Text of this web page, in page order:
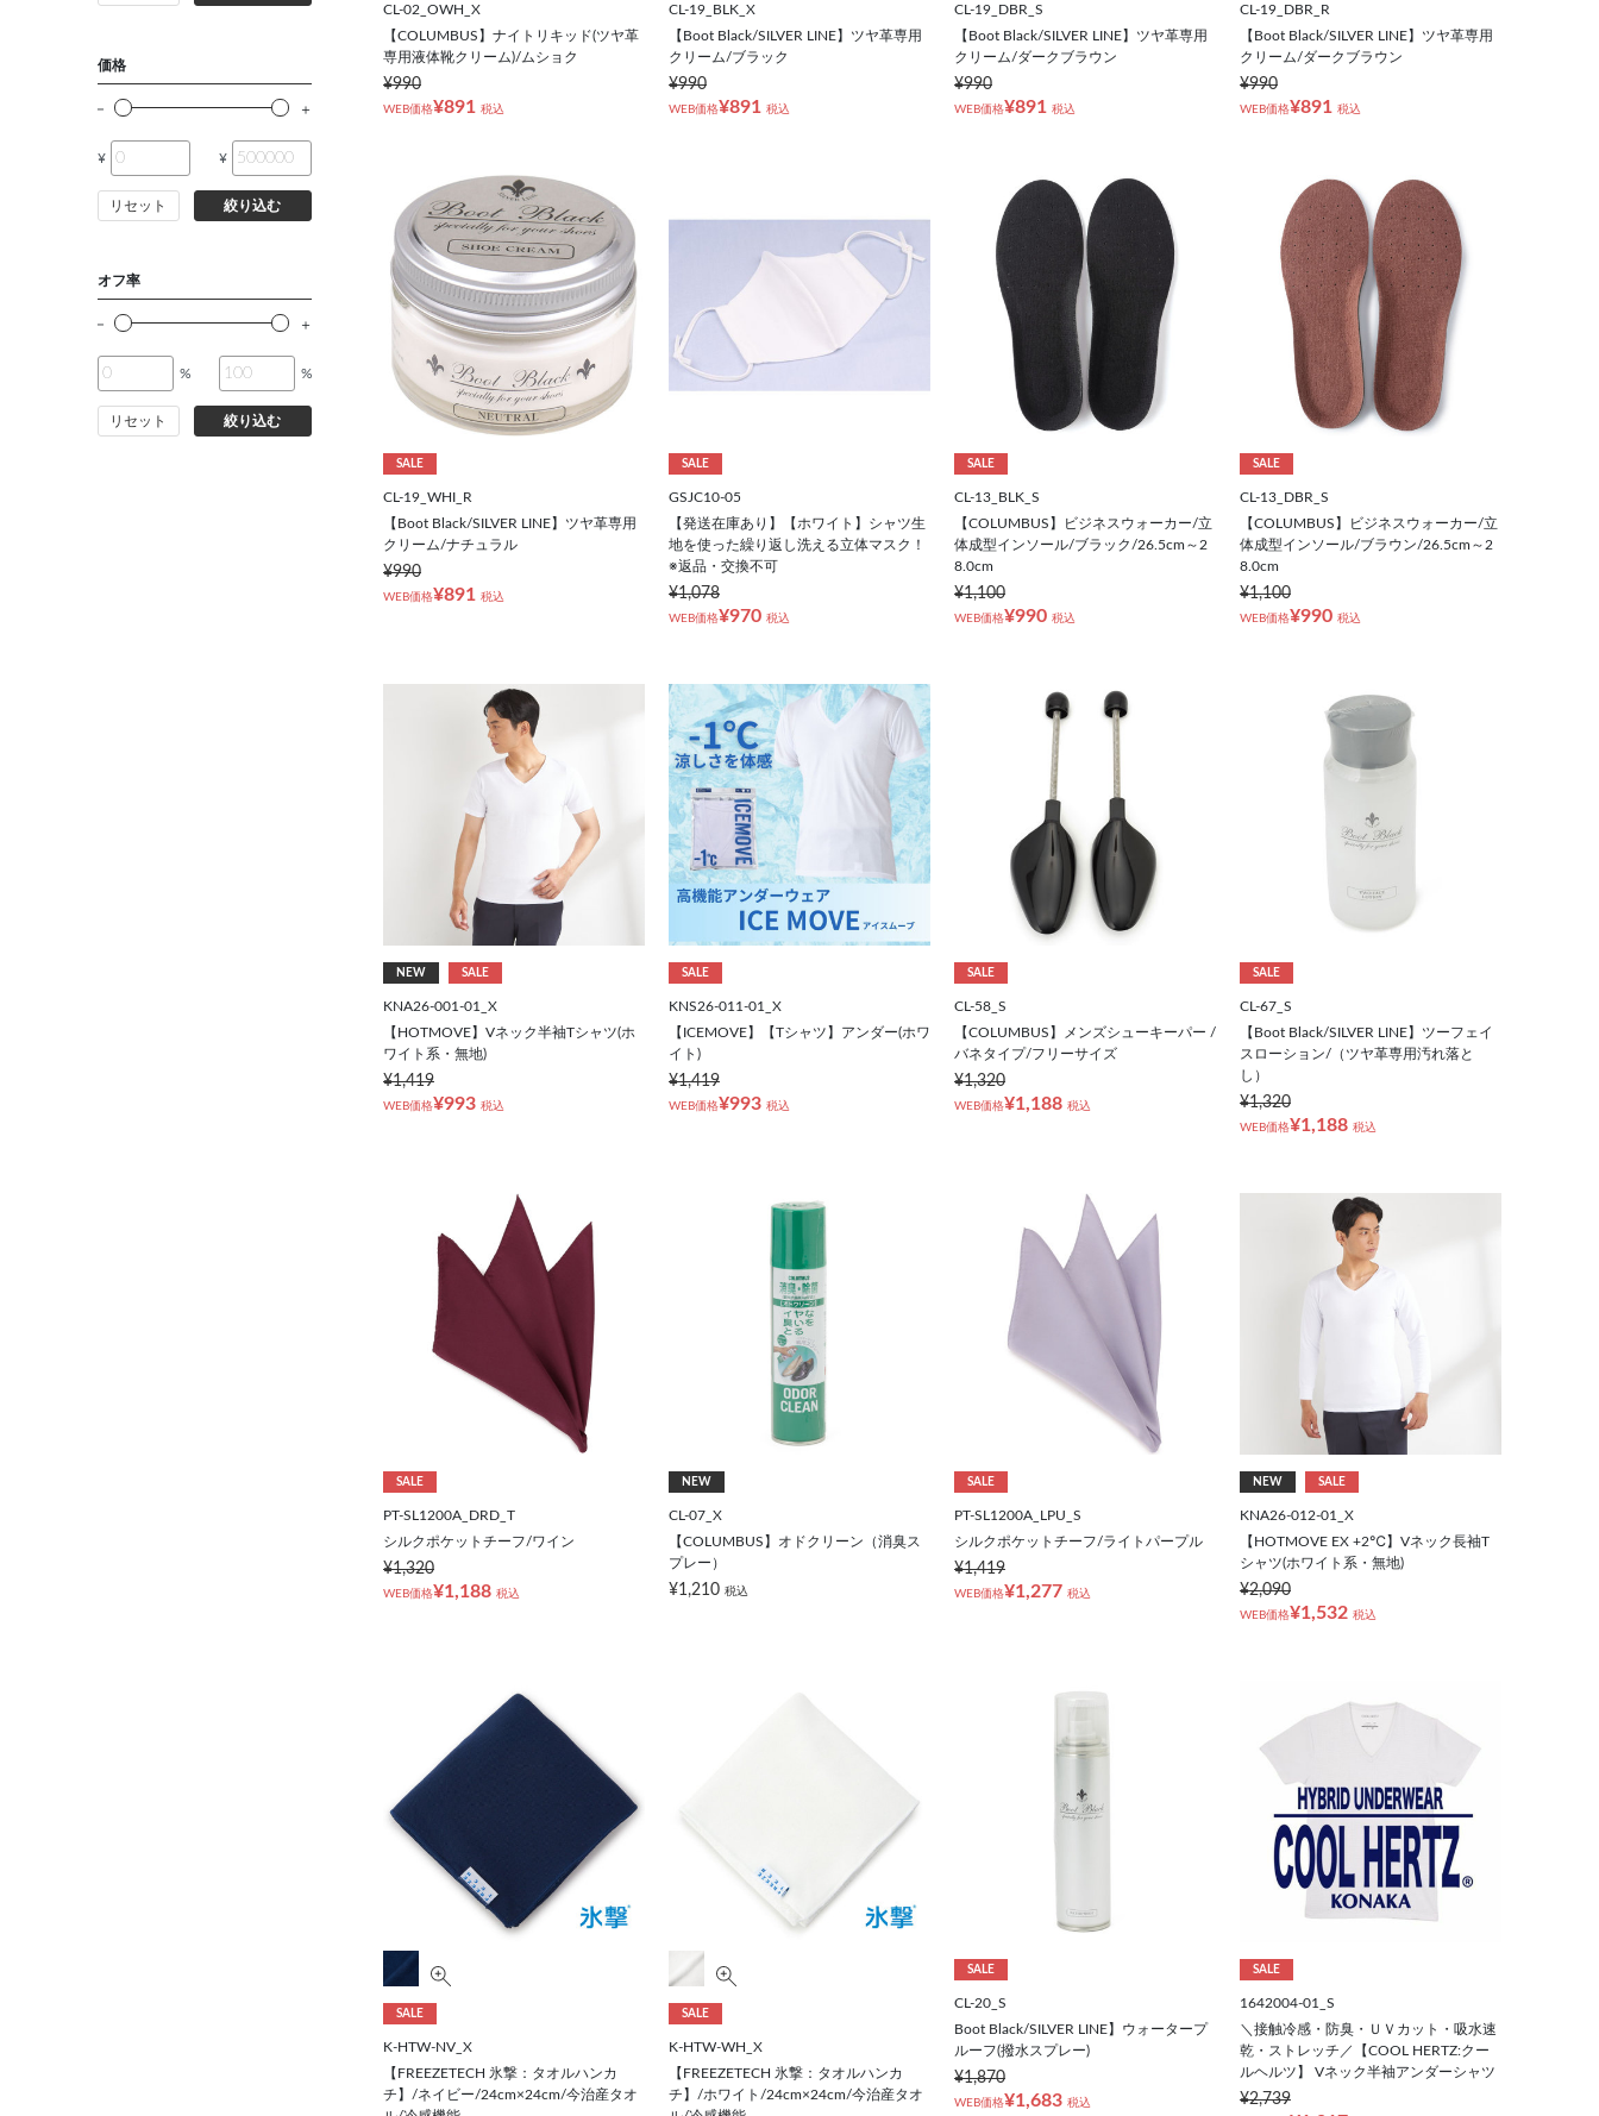
ト）
Y6(175㎝/78㎝)
A4(165㎝/78㎝)
価格
¥ ¥
リセット 絞り込む
オフ率
% %
リセット 絞り込む
CL-02_OWH_X
【COLUMBUS】ナイトリキッド(ツヤ革
専用液体靴クリーム)/ムショク
¥990
WEB価格¥891 税込
CL-19_BLK_X
【Boot Black/SILVER LINE】ツヤ革専用
クリーム/ブラック
¥990
WEB価格¥891 税込
CL-19_DBR_S
【Boot Black/SILVER LINE】ツヤ革専用
クリーム/ダークブラウン
¥990
WEB価格¥891 税込
CL-19_DBR_R
【Boot Black/SILVER LINE】ツヤ革専用
クリーム/ダークブラウン
¥990
WEB価格¥891 税込
SALE
CL-19_WHI_R
【Boot Black/SILVER LINE】ツヤ革専用
クリーム/ナチュラル
¥990
WEB価格¥891 税込
SALE
GSJC10-05
【発送在庫あり】【ホワイト】シャツ生
地を使った繰り返し洗える立体マスク！
※返品・交換不可
¥1,078
WEB価格¥970 税込
SALE
CL-13_BLK_S
【COLUMBUS】ビジネスウォーカー/立
体成型インソール/ブラック/26.5cm～2
8.0cm
¥1,100
WEB価格¥990 税込
SALE
CL-13_DBR_S
【COLUMBUS】ビジネスウォーカー/立
体成型インソール/ブラウン/26.5cm～2
8.0cm
¥1,100
WEB価格¥990 税込
NEW SALE
KNA26-001-01_X
【HOTMOVE】Vネック半袖Tシャツ(ホ
ワイト系・無地)
¥1,419
WEB価格¥993 税込
SALE
KNS26-011-01_X
【ICEMOVE】【Tシャツ】アンダー(ホワ
イト)
¥1,419
WEB価格¥993 税込
SALE
CL-58_S
【COLUMBUS】メンズシューキーパー /
バネタイプ/フリーサイズ
¥1,320
WEB価格¥1,188 税込
SALE
CL-67_S
【Boot Black/SILVER LINE】ツーフェイ
スローション/（ツヤ革専用汚れ落と
し）
¥1,320
WEB価格¥1,188 税込
SALE
PT-SL1200A_DRD_T
シルクポケットチーフ/ワイン
¥1,320
WEB価格¥1,188 税込
NEW
CL-07_X
【COLUMBUS】オドクリーン（消臭ス
プレー）
¥1,210 税込
SALE
PT-SL1200A_LPU_S
シルクポケットチーフ/ライトパープル
¥1,419
WEB価格¥1,277 税込
NEW SALE
KNA26-012-01_X
【HOTMOVE EX +2℃】Vネック長袖T
シャツ(ホワイト系・無地)
¥2,090
WEB価格¥1,532 税込
SALE
K-HTW-NV_X
【FREEZETECH 氷撃：タオルハンカ
チ】/ネイビー/24cm×24cm/今治産タオ
SALE
K-HTW-WH_X
【FREEZETECH 氷撃：タオルハンカ
チ】/ホワイト/24cm×24cm/今治産タオ
SALE
CL-20_S
Boot Black/SILVER LINE】ウォータープ
ルーフ(撥水スプレー)
¥1,870
WEB価格¥1,683 税込
SALE
1642004-01_S
＼接触冷感・防臭・ＵＶカット・吸水速
乾・ストレッチ／【COOL HERTZ:クー
ルヘルツ】 Vネック半袖アンダーシャツ
¥2,739